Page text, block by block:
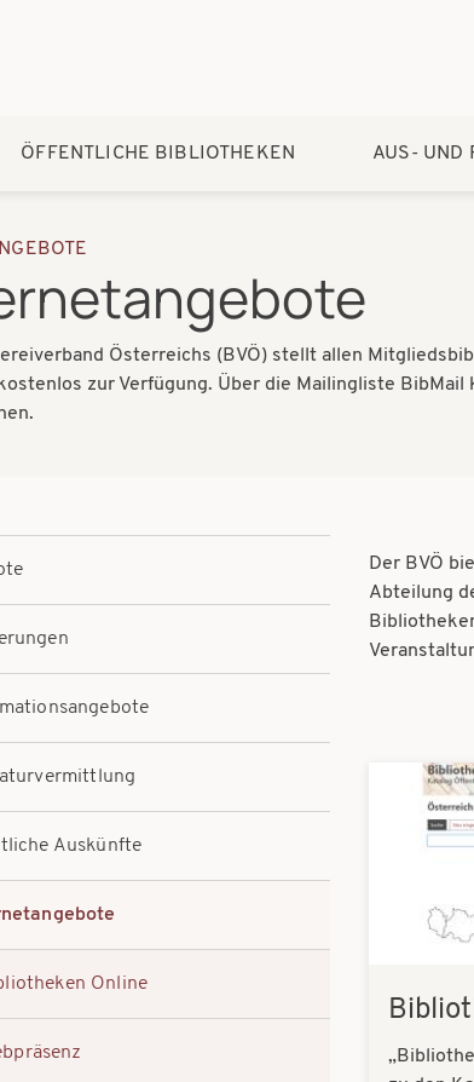
Hauptnavigation
ÖFFENTLICHE BIBLIOTHEKEN AUS- UND
Österreichs (BVÖ) stellt allen
zur Verfügung. Über die Mailingliste
Auskünfte
Online
Der BVÖ
Abteilung